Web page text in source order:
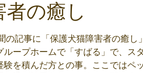
の癒し
ます。
の記事に「保護犬猫障害者の癒し
ープホームで「すばる」で、ス
を積んだ方との事。ここではペ